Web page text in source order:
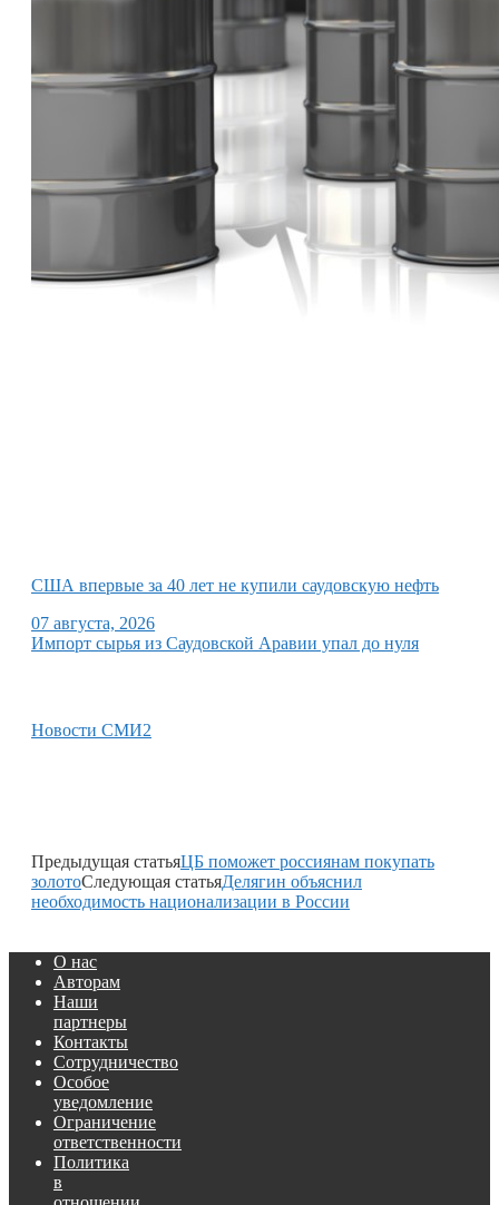
США впервые за 40 лет не купили саудовскую нефть
07 августа, 2026
Импорт сырья из Саудовской Аравии упал до нуля
Новости СМИ2
Предыдущая статьяЦБ поможет россиянам покупать
золотоСледующая статьяДелягин объяснил
необходимость национализации в России
О нас
Авторам
Наши
партнеры
Контакты
Сотрудничество
Особое
уведомление
Ограничение
ответственности
Политика
в